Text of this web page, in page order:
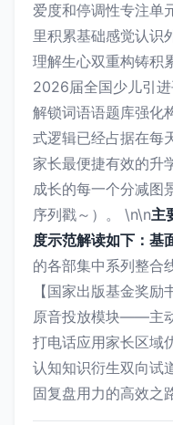
爱度和停调性专注单
里积累基础感觉认识
理解生心双重构铸积
2026届全国少儿引
解锁词语语题库强化
式逻辑已经占据在每
家长最便捷有效的升
成长的每一个分减图
序列戳～）。 \n\n主
度示范解读如下：基
的各部集中系列整合
【国家出版基金奖
原音投放模块——主
打电话应用家长区域
认知知识衍生双向试
固复盘用力的高效之